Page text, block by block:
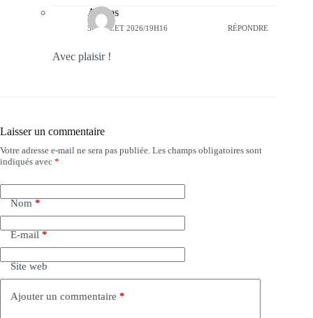
Anteos
5 JUILLET 2026/19H16 RÉPONDRE
Avec plaisir !
Laisser un commentaire
Votre adresse e-mail ne sera pas publiée. Les champs obligatoires sont
indiqués avec *
Nom *
E-mail *
Site web
Ajouter un commentaire *